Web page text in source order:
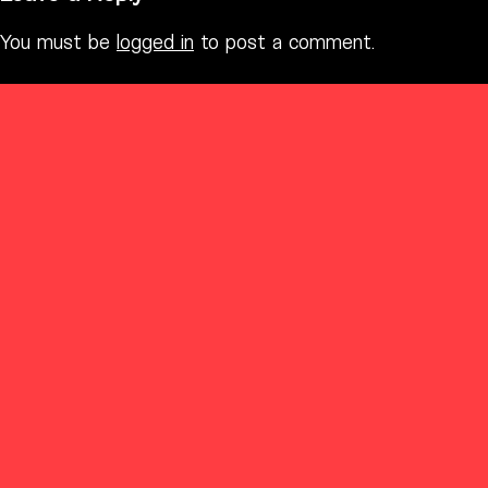
You must be logged in to post a comment.